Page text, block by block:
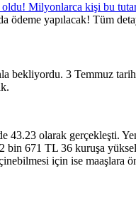
ödeme yapılacak! Tüm
bekliyordu. 3 Temmuz
43.23 olarak gerçekleşti.
bin 671 TL 36 kuruşa
için ise maaşlara